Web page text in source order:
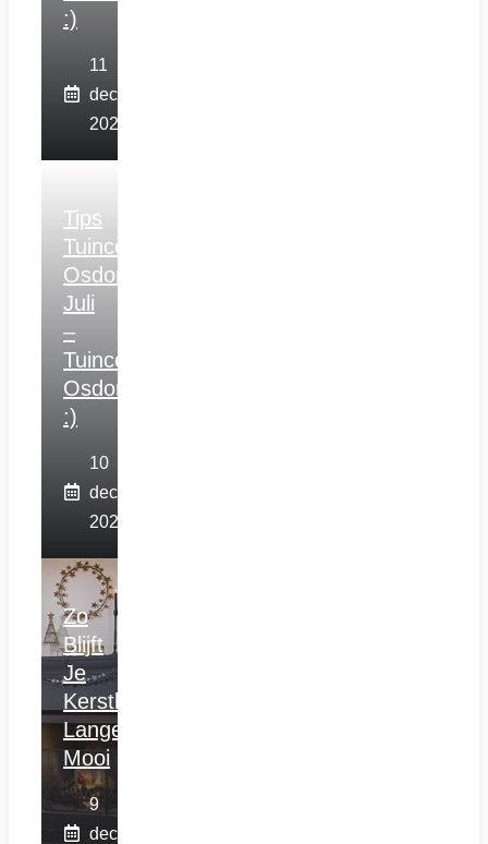
:)
11
december
2025
Tips
Tuincentrum
Osdorp
Juli
–
Tuincentrum
Osdorp
:)
10
december
2025
Zo
Blijft
Je
Kerstboom
Langer
Mooi
9
december